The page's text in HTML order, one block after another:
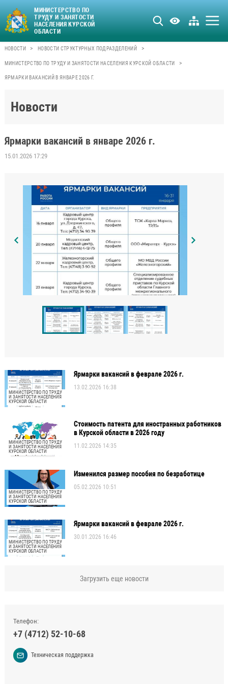
МИНИСТЕРСТВО ПО
ТРУДУ И ЗАНЯТОСТИ
НАСЕЛЕНИЯ КУРСКОЙ
ОБЛАСТИ
НОВОСТИ > НОВОСТИ СТРУКТУРНЫХ ПОДРАЗДЕЛЕНИЙ >
МИНИСТЕРСТВО ПО ТРУДУ И ЗАНЯТОСТИ НАСЕЛЕНИЯ КУРСКОЙ ОБЛАСТИ >
ЯРМАРКИ ВАКАНСИЙ В ЯНВАРЕ 2026 Г.
Новости
Ярмарки вакансий в январе 2026 г.
15.01.2026 17:29
МИНИСТЕРСТВО ПО ТРУДУ
И ЗАНЯТОСТИ НАСЕЛЕНИЯ
КУРСКОЙ ОБЛАСТИ
Ярмарки вакансий в феврале 2026 г.
13.02.2026 16:38
МИНИСТЕРСТВО ПО ТРУДУ
И ЗАНЯТОСТИ НАСЕЛЕНИЯ
КУРСКОЙ ОБЛАСТИ
Стоимость патента для иностранных работников
в Курской области в 2026 году
11.02.2026 14:35
МИНИСТЕРСТВО ПО ТРУДУ
И ЗАНЯТОСТИ НАСЕЛЕНИЯ
КУРСКОЙ ОБЛАСТИ
Изменился размер пособия по безработице
05.02.2026 10:51
МИНИСТЕРСТВО ПО ТРУДУ
И ЗАНЯТОСТИ НАСЕЛЕНИЯ
КУРСКОЙ ОБЛАСТИ
Ярмарки вакансий в феврале 2026 г.
30.01.2026 16:46
Загрузить еще новости
Телефон:
+7 (4712) 52-10-68
Техническая поддержка